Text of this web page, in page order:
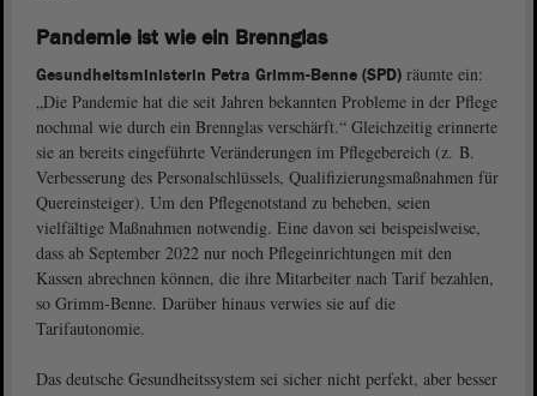
Pandemie ist wie ein Brennglas
Gesundheitsministerin Petra Grimm-Benne (SPD) räumte ein:
„Die Pandemie hat die seit Jahren bekannten Probleme in der Pflege
nochmal wie durch ein Brennglas verschärft.“ Gleichzeitig erinnerte
sie an bereits eingeführte Veränderungen im Pflegebereich (z. B.
Verbesserung des Personalschlüssels, Qualifizierungsmaßnahmen für
Quereinsteiger). Um den Pflegenotstand zu beheben, seien
vielfältige Maßnahmen notwendig. Eine davon sei beispeislweise,
dass ab September 2022 nur noch Pflegeinrichtungen mit den
Kassen abrechnen können, die ihre Mitarbeiter nach Tarif bezahlen,
so Grimm-Benne. Darüber hinaus verwies sie auf die
Tarifautonomie.
Das deutsche Gesundheitssystem sei sicher nicht perfekt, aber besser